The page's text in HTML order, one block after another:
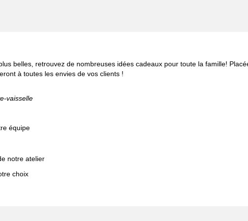
belles, retrouvez de nombreuses idées cadeaux pour toute la famille!
à toutes les envies de vos clients !
vaisselle
équipe
notre atelier
choix